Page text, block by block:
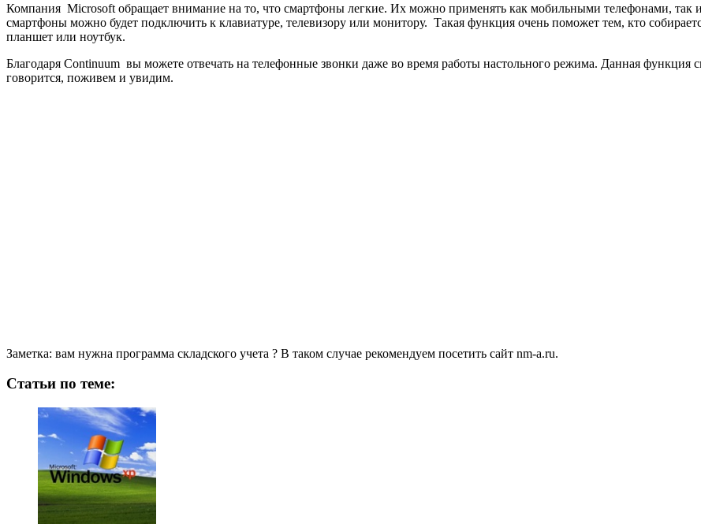
Компания Microsoft обращает внимание на то, что смартфоны легкие. Их можно применять как мобильными телефонами, так
смартфоны можно будет подключить к клавиатуре, телевизору или монитору. Такая функция очень поможет тем, кто
планшет или ноутбук.
Благодаря Continuum вы можете отвечать на телефонные звонки даже во время работы настольного режима. Данная функция
говорится, поживем и увидим.
Заметка: вам нужна программа складского учета ? В таком случае рекомендуем посетить сайт nm-a.ru.
Статьи по теме: